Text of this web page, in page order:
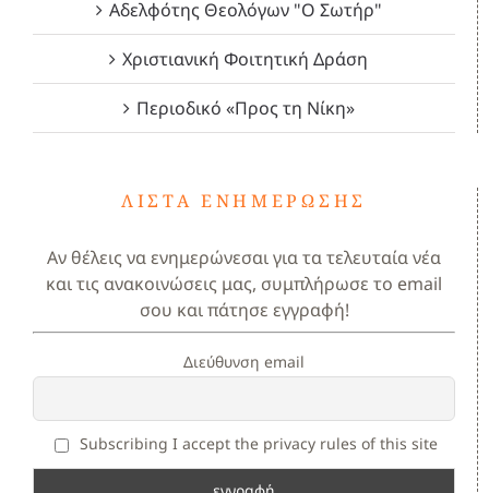
Αδελφότης Θεολόγων "Ο Σωτήρ"
Χριστιανική Φοιτητική Δράση
Περιοδικό «Προς τη Νίκη»
ΛΊΣΤΑ ΕΝΗΜΈΡΩΣΗΣ
Αν θέλεις να ενημερώνεσαι για τα τελευταία νέα
και τις ανακοινώσεις μας, συμπλήρωσε το email
σου και πάτησε εγγραφή!
Διεύθυνση email
Subscribing I accept the privacy rules of this site